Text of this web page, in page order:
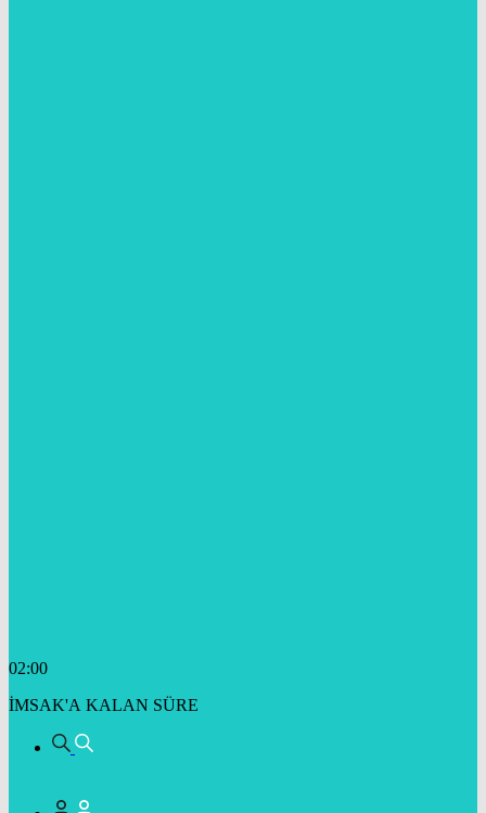
02:00
İMSAK'A KALAN SÜRE